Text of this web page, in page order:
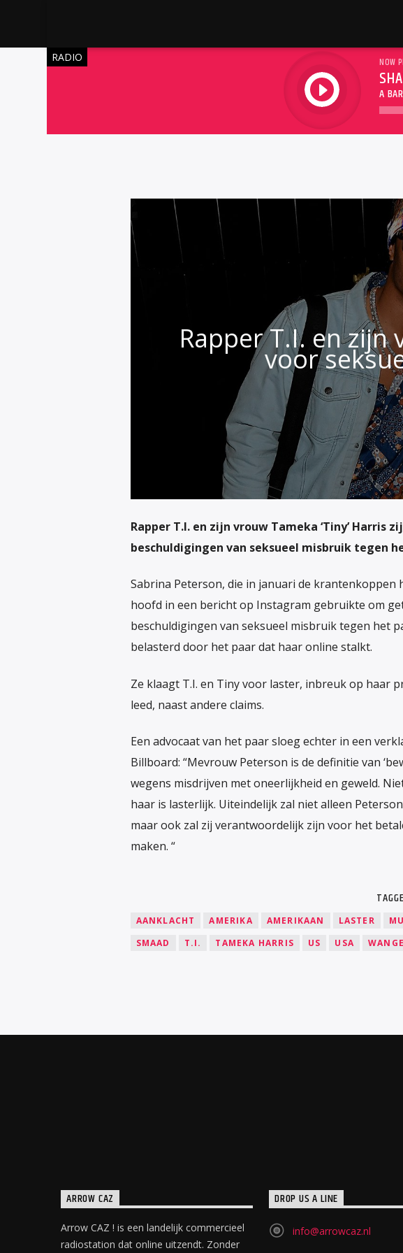
RADIO
play
NOW
A
Rapper T.I. en zijn
voor
Rapper T.I. en zijn vrouw Tameka ‘Tiny’ Harris
beschuldigingen van seksueel misbruik tegen
Sabrina Peterson, die in januari de krantenkoppen
hoofd in een bericht op Instagram gebruikte om
beschuldigingen van seksueel misbruik tegen het
belasterd door het paar dat haar online stalkt.
Ze klaagt T.I. en Tiny voor laster, inbreuk op haar
leed, naast andere claims.
Een advocaat van het paar sloeg echter in een
Billboard: “Mevrouw Peterson is de definitie van
wegens misdrijven met oneerlijkheid en geweld.
haar is lasterlijk. Uiteindelijk zal niet alleen
maar ook zal zij verantwoordelijk zijn voor het
maken. “
AANKLACHT AMERIKA AMERIKAAN LASTER
SMAAD
T.I. TAMEKA HARRIS US USA
ARROW CAZ
Arrow CAZ ! is een landelijk commercieel
radiostation dat online uitzendt. Zonder
DROP US A LINE
info@arrowcaz.nl